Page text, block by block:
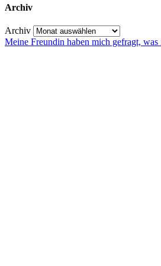
Archiv
Archiv
Meine Freundin haben mich gefragt, was